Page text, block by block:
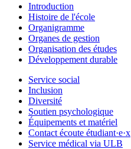
Introduction
Histoire de l'école
Organigramme
Organes de gestion
Organisation des études
Développement durable
Service social
Inclusion
Diversité
Soutien psychologique
Équipements et matériel
Contact écoute étudiant·e·x
Service médical via ULB